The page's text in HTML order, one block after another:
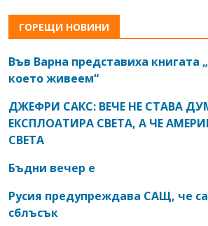
ГОРЕЩИ НОВИНИ
Във Варна представиха книгата
което живеем“
ДЖЕФРИ САКС: ВЕЧЕ НЕ СТАВА
ЕКСПЛОАТИРА СВЕТА, А ЧЕ
СВЕТА
Бъдни вечер е
Русия предупреждава САЩ, че
сблъсък